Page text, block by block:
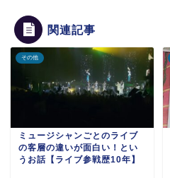
関連記事
その他
ミュージシャンごとのライブ
の客層の違いが面白い！とい
うお話【ライブ参戦歴10年】